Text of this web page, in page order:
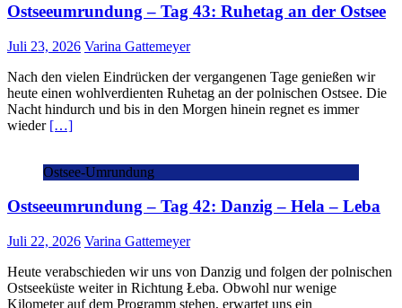
Ostseeumrundung – Tag 43: Ruhetag an der Ostsee
Juli 23, 2026 Varina Gattemeyer
Nach den vielen Eindrücken der vergangenen Tage genießen wir
heute einen wohlverdienten Ruhetag an der polnischen Ostsee. Die
Nacht hindurch und bis in den Morgen hinein regnet es immer
wieder […]
Ostsee-Umrundung
Ostseeumrundung – Tag 42: Danzig – Hela – Leba
Juli 22, 2026 Varina Gattemeyer
Heute verabschieden wir uns von Danzig und folgen der polnischen
Ostseeküste weiter in Richtung Łeba. Obwohl nur wenige
Kilometer auf dem Programm stehen, erwartet uns ein